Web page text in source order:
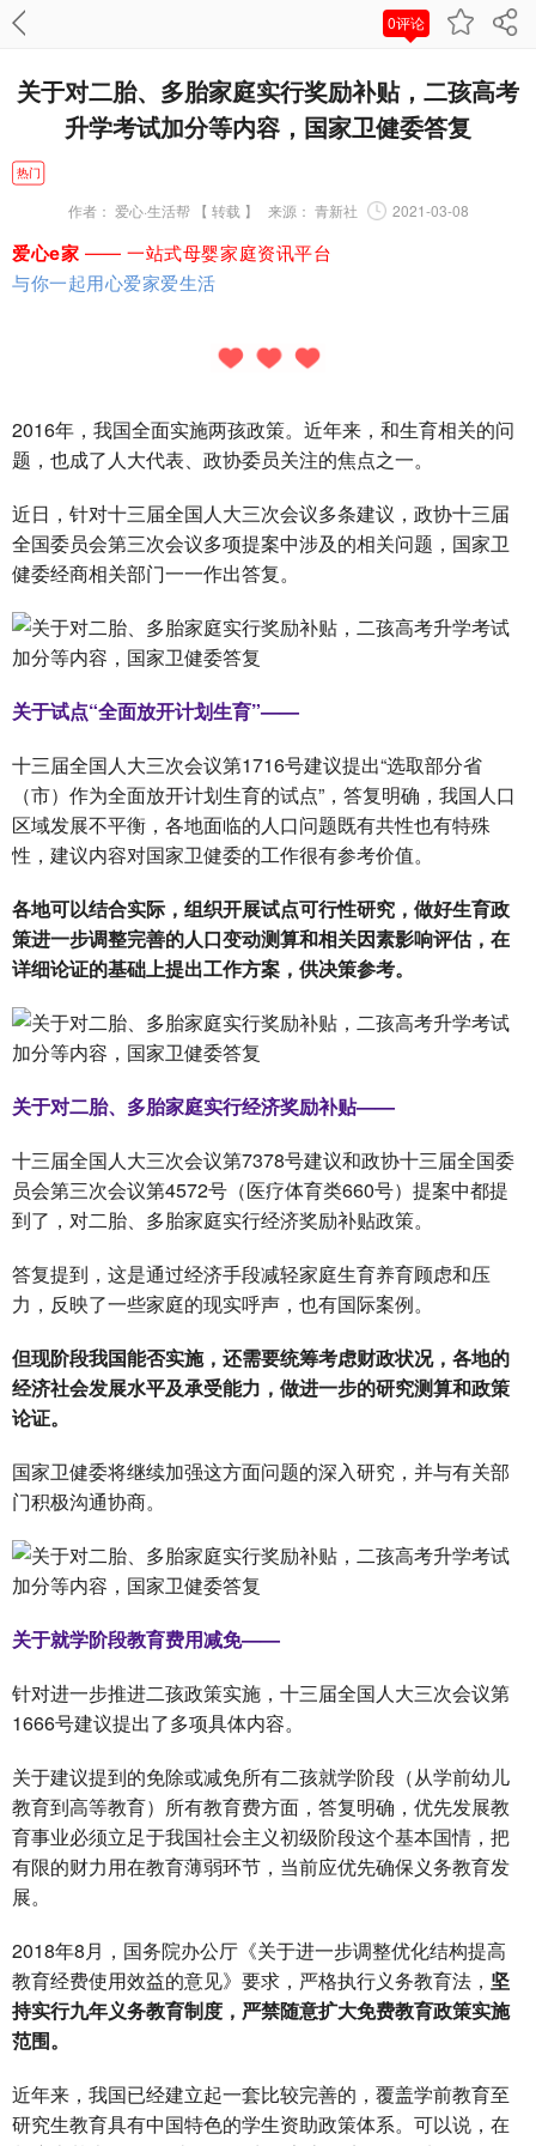
0评论
关于对二胎、多胎家庭实行奖励补贴，二孩高考
升学考试加分等内容，国家卫健委答复
热门
作者： 爱心·生活帮 【 转载 】 来源： 青新社 2021-03-08
爱心e家 —— 一站式母婴家庭资讯平台
与你一起用心爱家爱生活
2016年，我国全面实施两孩政策。近年来，和生育相关的问
题，也成了人大代表、政协委员关注的焦点之一。
近日，针对十三届全国人大三次会议多条建议，政协十三届
全国委员会第三次会议多项提案中涉及的相关问题，国家卫
健委经商相关部门一一作出答复。
关于试点“全面放开计划生育”——
十三届全国人大三次会议第1716号建议提出“选取部分省
（市）作为全面放开计划生育的试点”，答复明确，我国人口
区域发展不平衡，各地面临的人口问题既有共性也有特殊
性，建议内容对国家卫健委的工作很有参考价值。
各地可以结合实际，组织开展试点可行性研究，做好生育政
策进一步调整完善的人口变动测算和相关因素影响评估，在
详细论证的基础上提出工作方案，供决策参考。
关于对二胎、多胎家庭实行经济奖励补贴——
十三届全国人大三次会议第7378号建议和政协十三届全国委
员会第三次会议第4572号（医疗体育类660号）提案中都提
到了，对二胎、多胎家庭实行经济奖励补贴政策。
答复提到，这是通过经济手段减轻家庭生育养育顾虑和压
力，反映了一些家庭的现实呼声，也有国际案例。
但现阶段我国能否实施，还需要统筹考虑财政状况，各地的
经济社会发展水平及承受能力，做进一步的研究测算和政策
论证。
国家卫健委将继续加强这方面问题的深入研究，并与有关部
门积极沟通协商。
关于就学阶段教育费用减免——
针对进一步推进二孩政策实施，十三届全国人大三次会议第
1666号建议提出了多项具体内容。
关于建议提到的免除或减免所有二孩就学阶段（从学前幼儿
教育到高等教育）所有教育费方面，答复明确，优先发展教
育事业必须立足于我国社会主义初级阶段这个基本国情，把
有限的财力用在教育薄弱环节，当前应优先确保义务教育发
展。
2018年8月，国务院办公厅《关于进一步调整优化结构提高
教育经费使用效益的意见》要求，严格执行义务教育法， 坚
持实行九年义务教育制度，严禁随意扩大免费教育政策实施
范围。
近年来，我国已经建立起一套比较完善的，覆盖学前教育至
研究生教育具有中国特色的学生资助政策体系。可以说，在